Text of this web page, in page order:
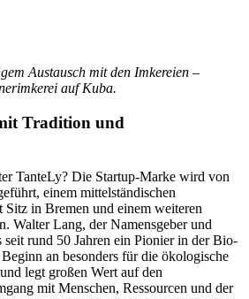
Austausch mit den Imkereien –
auf Kuba.
Tradition und
TanteLy? Die Startup-Marke wird von
einem mittelständischen
Sitz in Bremen und einem weiteren
Walter Lang, der Namensgeber und
seit rund 50 Jahren ein Pionier in der Bio-
an besonders für die ökologische
legt großen Wert auf den
mit Menschen, Ressourcen und der